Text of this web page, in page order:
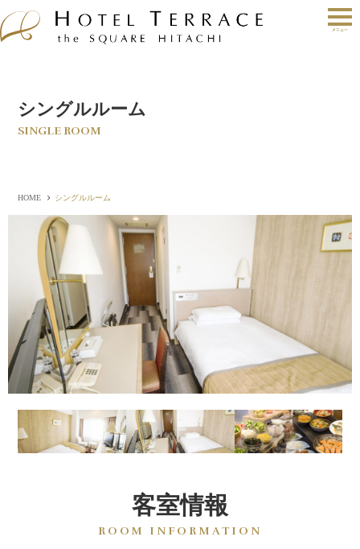
シングルルーム
SINGLE ROOM
HOME シングルルーム
客室情報
ROOM INFORMATION